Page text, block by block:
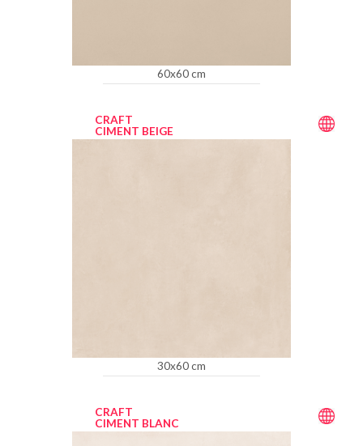
60x60 cm
CRAFT
CIMENT BEIGE
30x60 cm
CRAFT
CIMENT BLANC